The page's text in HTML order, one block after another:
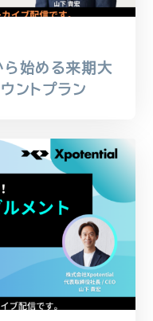
始める来期大
ントプラン